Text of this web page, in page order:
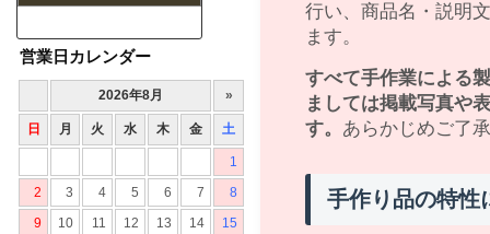
行い、商品名・説明
ます。
すべて手作業による
ましては掲載写真や
す。 あらかじめご了
手作り品の特性
営業日カレンダー